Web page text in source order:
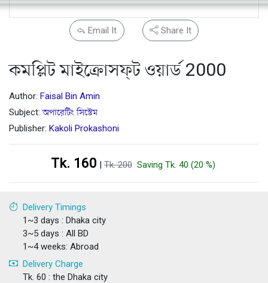
Email It Share It
কমপ্লিট মাইক্রোসফ্‌ট ওয়ার্ড 2000
Author: Faisal Bin Amin
Subject:অপারেটিং সিস্টেম
Publisher: Kakoli Prokashoni
Tk. 160 |Tk. 200 Saving Tk. 40 (20 %)
Delivery Timings
1~3 days : Dhaka city
3~5 days : All BD
1~4 weeks: Abroad
Delivery Charge
Tk. 60 : the Dhaka city